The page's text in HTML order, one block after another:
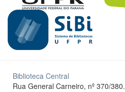
Biblioteca Central
Rua General Carneiro, nº 370/380.